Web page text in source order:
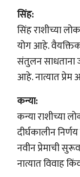
सिंह:
सिंह राशीच्या
योग आहे.
संतुलन साधताना
आहे. नात्यात प्रेम
कन्या:
कन्या राशीच्या
दीर्घकालीन
नवीन प्रेमाची
नात्यात विवाह